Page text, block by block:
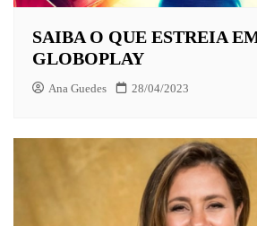
SAIBA O QUE ESTREIA
GLOBOPLAY
Ana Guedes 28/04/2023